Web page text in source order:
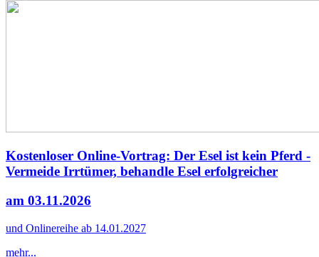
Kostenloser Online-Vortrag: Der Esel ist kein Pferd -
Vermeide Irrtümer, behandle Esel erfolgreicher
am 03.11.2026
und Onlinereihe ab 14.01.2027
mehr...